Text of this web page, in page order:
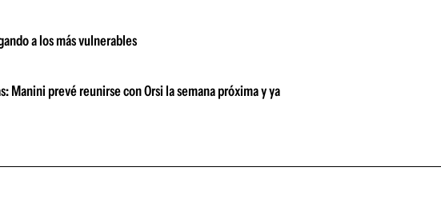
a los más vulnerables
Manini prevé reunirse con Orsi la semana próxima y ya